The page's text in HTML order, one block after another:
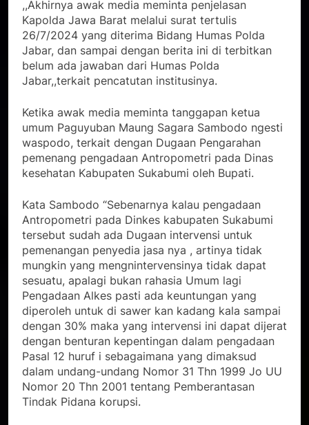
,,Akhirnya awak media meminta penjelasan
Kapolda Jawa Barat melalui surat tertulis
26/7/2024 yang diterima Bidang Humas Polda
Jabar, dan sampai dengan berita ini di terbitkan
belum ada jawaban dari Humas Polda
Jabar,,terkait pencatutan institusinya.
Ketika awak media meminta tanggapan ketua
umum Paguyuban Maung Sagara Sambodo ngesti
waspodo, terkait dengan Dugaan Pengarahan
pemenang pengadaan Antropometri pada Dinas
kesehatan Kabupaten Sukabumi oleh Bupati.
Kata Sambodo “Sebenarnya kalau pengadaan
Antropometri pada Dinkes kabupaten Sukabumi
tersebut sudah ada Dugaan intervensi untuk
pemenangan penyedia jasa nya , artinya tidak
mungkin yang mengnintervensinya tidak dapat
sesuatu, apalagi bukan rahasia Umum lagi
Pengadaan Alkes pasti ada keuntungan yang
diperoleh untuk di sawer kan kadang kala sampai
dengan 30% maka yang intervensi ini dapat dijerat
dengan benturan kepentingan dalam pengadaan
Pasal 12 huruf i sebagaimana yang dimaksud
dalam undang-undang Nomor 31 Thn 1999 Jo UU
Nomor 20 Thn 2001 tentang Pemberantasan
Tindak Pidana korupsi.